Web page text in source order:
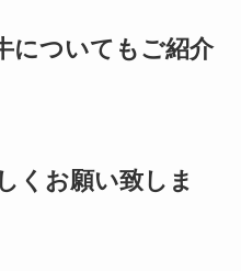
についてもご紹介
くお願い致しま